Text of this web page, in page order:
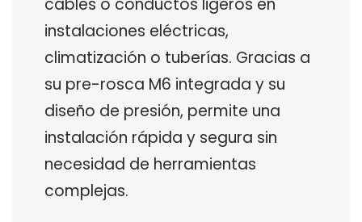
cables o conductos ligeros en
instalaciones eléctricas,
climatización o tuberías. Gracias a
su pre-rosca M6 integrada y su
diseño de presión, permite una
instalación rápida y segura sin
necesidad de herramientas
complejas.